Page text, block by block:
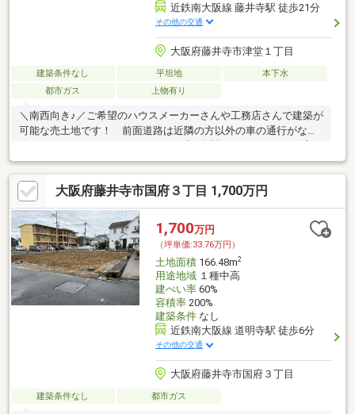
近鉄南大阪線 藤井寺駅 徒歩21分
その他の交通
大阪府藤井寺市津堂１丁目
建築条件なし 平坦地
本下水
都市ガス
上物有り
＼南西向き♪／ご希望のハウスメーカーさんや工務店さんで建築が
可能な売土地です！ 前面道路は近隣の方以外の車の通行がなく
大歓迎！
大阪府藤井寺市国府３丁目 1,700万円
1,700万円
（坪単価:33.76万円）
土地面積166.48m2
用途地域１種中高
建ぺい率60%
容積率200%
建築条件なし
近鉄南大阪線 道明寺駅 徒歩6分
その他の交通
大阪府藤井寺市国府３丁目
建築条件なし 都市ガス